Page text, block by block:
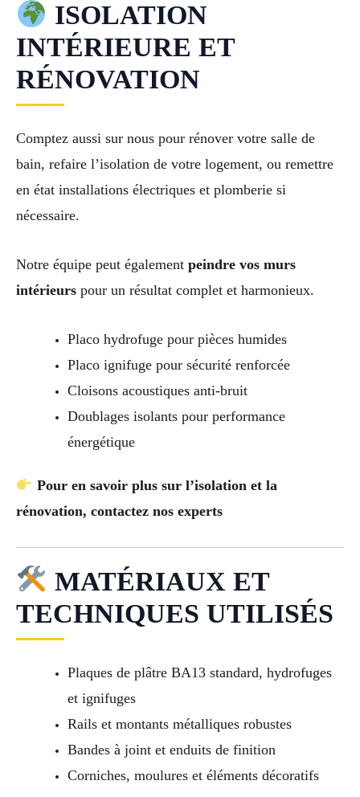
ISOLATION
INTÉRIEURE ET
RÉNOVATION
Comptez aussi sur nous pour rénover votre salle de
bain, refaire l’isolation de votre logement, ou remettre
en état installations électriques et plomberie si
nécessaire.
Notre équipe peut également peindre vos murs
intérieurs pour un résultat complet et harmonieux.
Placo hydrofuge pour pièces humides
Placo ignifuge pour sécurité renforcée
Cloisons acoustiques anti-bruit
Doublages isolants pour performance
énergétique
Pour en savoir plus sur l’isolation et la
rénovation, contactez nos experts
MATÉRIAUX ET
TECHNIQUES UTILISÉS
Plaques de plâtre BA13 standard, hydrofuges
et ignifuges
Rails et montants métalliques robustes
Bandes à joint et enduits de finition
Corniches, moulures et éléments décoratifs